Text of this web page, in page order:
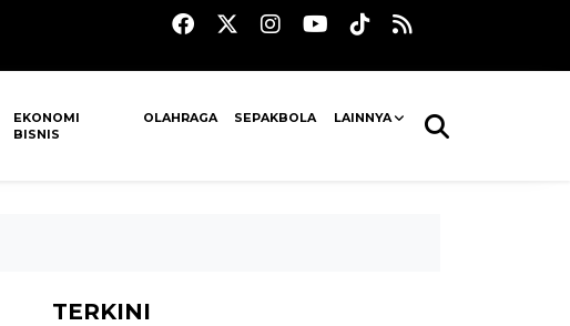
EKONOMI
BISNIS
OLAHRAGA SEPAKBOLA LAINNYA
TERKINI